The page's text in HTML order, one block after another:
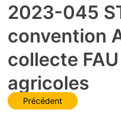
2023-045
convention
collecte
agricoles
Navigation
Précédent